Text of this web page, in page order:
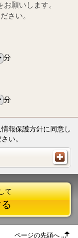
願いします。
さい。
分
分
報保護方針に同意し
い。
て
ページの先頭へ